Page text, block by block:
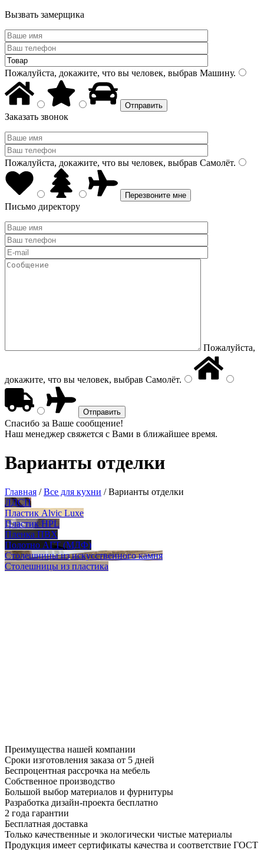
Вызвать замерщика
Пожалуйста, докажите, что вы человек, выбрав Машину.
Заказать звонок
Пожалуйста, докажите, что вы человек, выбрав Самолёт.
Письмо директору
Пожалуйста,
докажите, что вы человек, выбрав Самолёт.
Спасибо за Ваше сообщение!
Наш менеджер свяжется с Вами в ближайшее время.
Варианты отделки
Главная /Все для кухни /Варианты отделки
ЛДСП
Пластик Alvic Luxe
Пластик HPL
Пленка ПВХ
Полотно АГТ (МДФ)
Столешницы из искусственного камня
Столешницы из пластика
Преимущества нашей компании
Сроки изготовления заказа от 5 дней
Беспроцентная рассрочка на мебель
Собственное производство
Большой выбор материалов и фурнитуры
Разработка дизайн-проекта бесплатно
2 года гарантии
Бесплатная доставка
Только качественные и экологически чистые материалы
Продукция имеет сертификаты качества и соответствие ГОСТ